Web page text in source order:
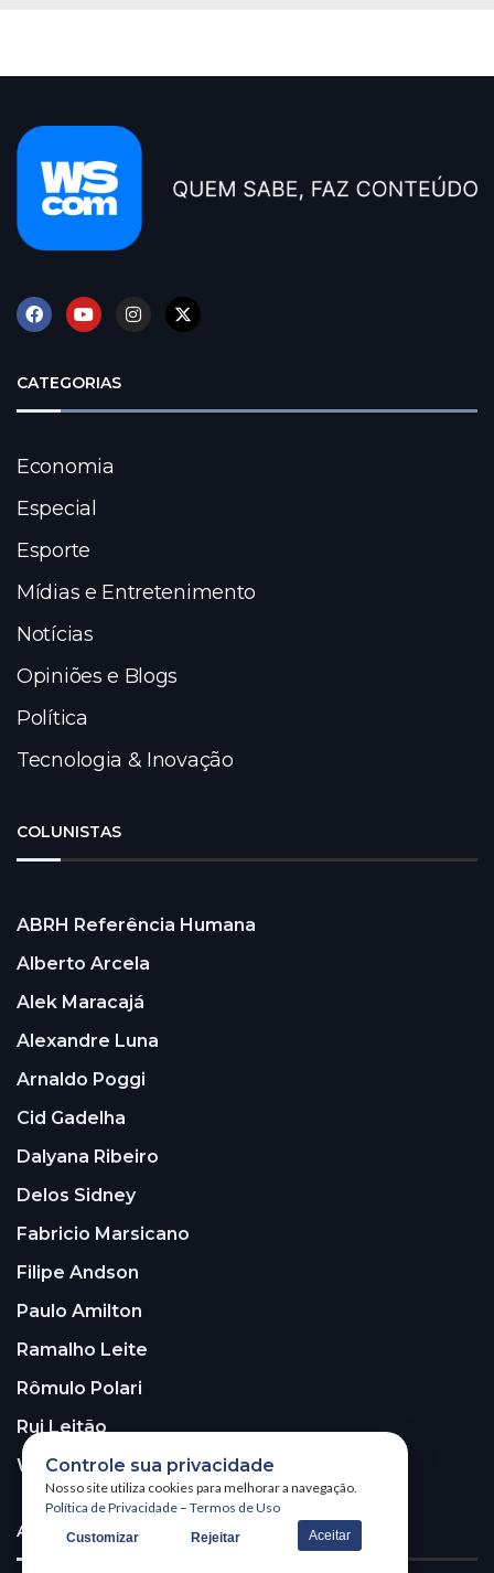
CATEGORIAS
Economia
Especial
Esporte
Mídias e Entretenimento
Notícias
Opiniões e Blogs
Política
Tecnologia & Inovação
COLUNISTAS
ABRH Referência Humana
Alberto Arcela
Alek Maracajá
Alexandre Luna
Arnaldo Poggi
Cid Gadelha
Dalyana Ribeiro
Delos Sidney
Fabricio Marsicano
Filipe Andson
Paulo Amilton
Ramalho Leite
Rômulo Polari
Rui Leitão
Walter Santos
ASSINE A NOSSA NEWSLETTER!
Controle sua privacidade
Nosso site utiliza cookies para melhorar a navegação.
Política de Privacidade – Termos de Uso
Customizar Rejeitar Aceitar